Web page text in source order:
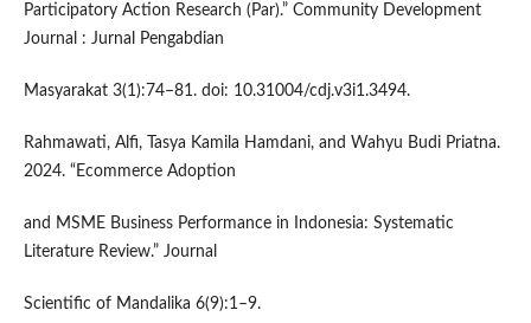
Participatory Action Research (Par).” Community Development
Journal : Jurnal Pengabdian
Masyarakat 3(1):74–81. doi: 10.31004/cdj.v3i1.3494.
Rahmawati, Alfi, Tasya Kamila Hamdani, and Wahyu Budi Priatna.
2024. “Ecommerce Adoption
and MSME Business Performance in Indonesia: Systematic
Literature Review.” Journal
Scientific of Mandalika 6(9):1–9.